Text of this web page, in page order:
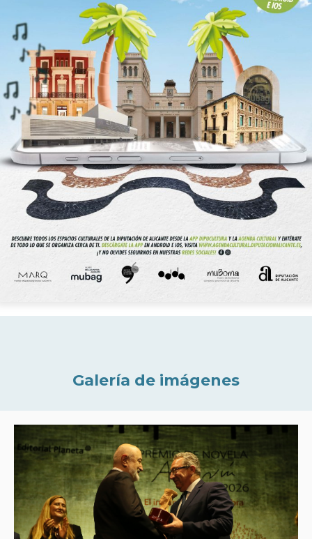
Galería de imágenes